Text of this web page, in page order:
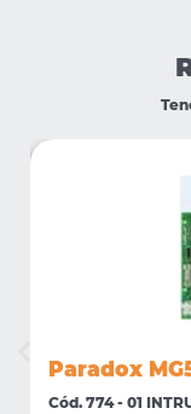
Paradox
Cód. 774 - 01